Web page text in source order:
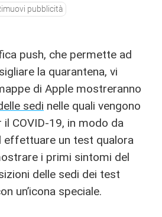
pubblicità
push, che permette ad
la quarantena, vi
di Apple mostreranno
sedi nelle quali vengono
COVID-19, in modo da
effettuare un test qualora
i primi sintomi del
delle sedi dei test
un’icona speciale.